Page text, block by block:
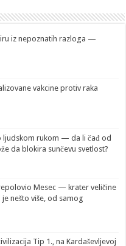
iz nepoznatih razloga —
vakcine protiv raka
ljudskom rukom — da li čađ od
da blokira sunčevu svetlost?
Mesec — krater veličine
nešto više, od samog
Tip 1., na Kardaševljevoj